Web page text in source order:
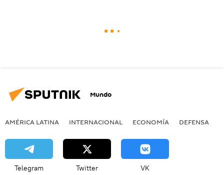
Mundo
AMÉRICA LATINA INTERNACIONAL ECONOMÍA DEFENSA
Telegram Twitter VK